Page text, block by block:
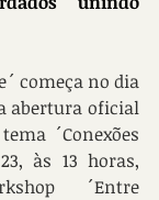
começa no dia
abertura oficial
´Conexões
às 13 horas,
´Entre